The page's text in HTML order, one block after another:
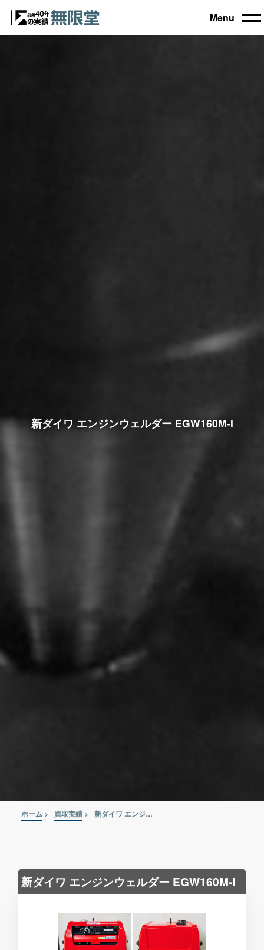
Menu
新ダイワ エンジンウェルダー EGW160M-I
ホーム > 買取実績 > 新ダイワ エンジンウェルダー EGW160M-I
新ダイワ エンジンウェルダー EGW160M-I